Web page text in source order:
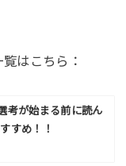
はこちら：
考が始まる前に読ん
すめ！！